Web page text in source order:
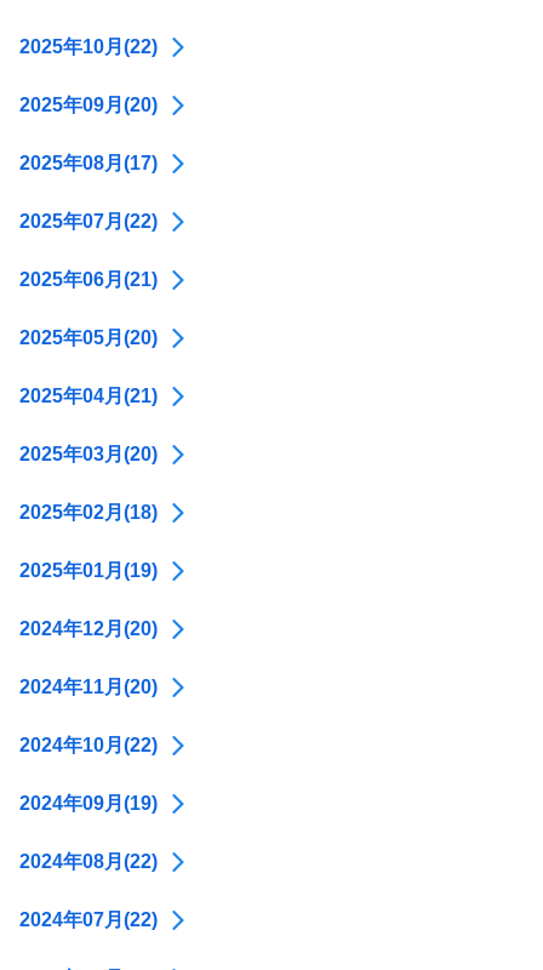
2025年10月(22)
2025年09月(20)
2025年08月(17)
2025年07月(22)
2025年06月(21)
2025年05月(20)
2025年04月(21)
2025年03月(20)
2025年02月(18)
2025年01月(19)
2024年12月(20)
2024年11月(20)
2024年10月(22)
2024年09月(19)
2024年08月(22)
2024年07月(22)